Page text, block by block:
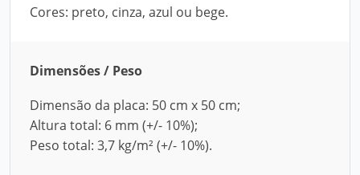
Cores: preto, cinza, azul ou bege.
Dimensões / Peso
Dimensão da placa: 50 cm x 50 cm;
Altura total: 6 mm (+/- 10%);
Peso total: 3,7 kg/m² (+/- 10%).